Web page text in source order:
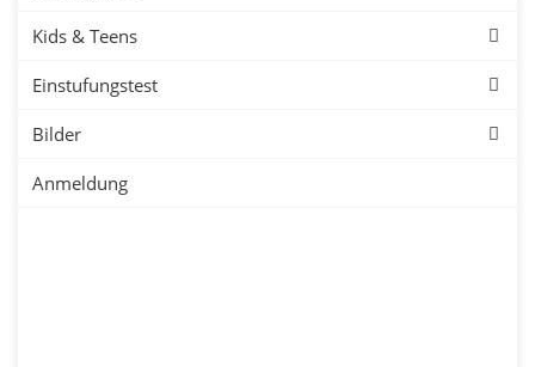
Kids & Teens
Einstufungstest
Bilder
Anmeldung